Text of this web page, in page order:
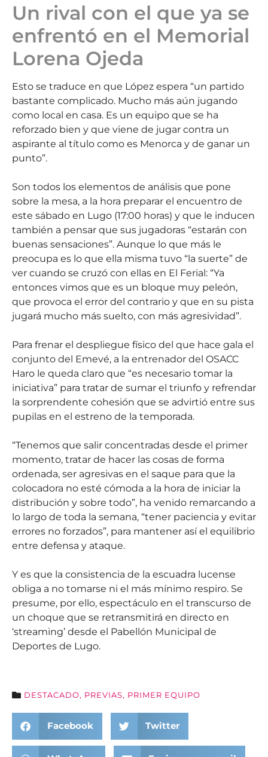
Un rival con el que ya se
enfrentó en el Memorial
Lorena Ojeda
Esto se traduce en que López espera “un partido
bastante complicado. Mucho más aún jugando
como local en casa. Es un equipo que se ha
reforzado bien y que viene de jugar contra un
aspirante al título como es Menorca y de ganar un
punto”.
Son todos los elementos de análisis que pone
sobre la mesa, a la hora preparar el encuentro de
este sábado en Lugo (17:00 horas) y que le inducen
también a pensar que sus jugadoras “estarán con
buenas sensaciones”. Aunque lo que más le
preocupa es lo que ella misma tuvo “la suerte” de
ver cuando se cruzó con ellas en El Ferial: “Ya
entonces vimos que es un bloque muy peleón,
que provoca el error del contrario y que en su pista
jugará mucho más suelto, con más agresividad”.
Para frenar el despliegue físico del que hace gala el
conjunto del Emevé, a la entrenador del OSACC
Haro le queda claro que “es necesario tomar la
iniciativa” para tratar de sumar el triunfo y refrendar
la sorprendente cohesión que se advirtió entre sus
pupilas en el estreno de la temporada.
“Tenemos que salir concentradas desde el primer
momento, tratar de hacer las cosas de forma
ordenada, ser agresivas en el saque para que la
colocadora no esté cómoda a la hora de iniciar la
distribución y sobre todo”, ha venido remarcando a
lo largo de toda la semana, “tener paciencia y evitar
errores no forzados”, para mantener así el equilibrio
entre defensa y ataque.
Y es que la consistencia de la escuadra lucense
obliga a no tomarse ni el más mínimo respiro. Se
presume, por ello, espectáculo en el transcurso de
un choque que se retransmitirá en directo en
‘streaming’ desde el Pabellón Municipal de
Deportes de Lugo.
DESTACADO, PREVIAS, PRIMER EQUIPO
Facebook Twitter